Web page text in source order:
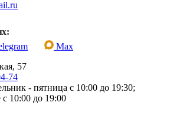
Max
57
74
- пятница с 10:00 до 19:30;
с 10:00 до 19:00